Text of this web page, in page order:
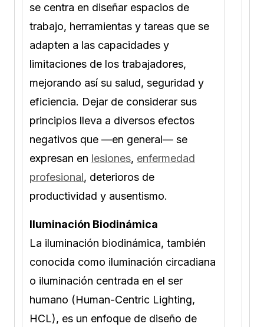
se centra en diseñar espacios de
trabajo, herramientas y tareas que se
adapten a las capacidades y
limitaciones de los trabajadores,
mejorando así su salud, seguridad y
eficiencia. Dejar de considerar sus
principios lleva a diversos efectos
negativos que —en general— se
expresan en lesiones, enfermedad
profesional, deterioros de
productividad y ausentismo.
Iluminación Biodinámica
La iluminación biodinámica, también
conocida como iluminación circadiana
o iluminación centrada en el ser
humano (Human-Centric Lighting,
HCL), es un enfoque de diseño de